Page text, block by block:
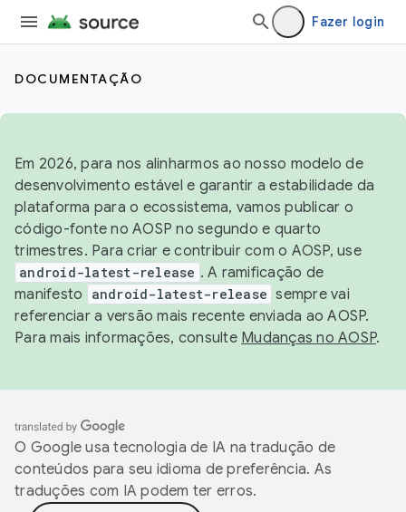
Fazer login
DOCUMENTAÇÃO
Em 2026, para nos alinharmos ao nosso modelo de
desenvolvimento estável e garantir a estabilidade da
plataforma para o ecossistema, vamos publicar o
código-fonte no AOSP no segundo e quarto
trimestres. Para criar e contribuir com o AOSP, use
android-latest-release . A ramificação de
manifesto
android-latest-release sempre vai
referenciar a versão mais recente enviada ao AOSP.
Para mais informações, consulte Mudanças no AOSP.
O Google usa tecnologia de IA na tradução de
conteúdos para seu idioma de preferência. As
traduções com IA podem ter erros.